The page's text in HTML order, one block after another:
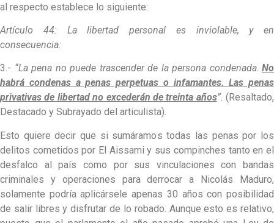
al respecto establece lo siguiente:
Artículo 44: La libertad personal es inviolable, y en
consecuencia:
3.- “La pena no puede trascender de la persona condenada. No
habrá condenas a penas perpetuas o infamantes. Las penas
privativas de libertad no excederán de treinta años”. (Resaltado,
Destacado y Subrayado del articulista).
Esto quiere decir que si sumáramos todas las penas por los
delitos cometidos por El Aissami y sus compinches tanto en el
desfalco al país como por sus vinculaciones con bandas
criminales y operaciones para derrocar a Nicolás Maduro,
solamente podría aplicársele apenas 30 años con posibilidad
de salir libres y disfrutar de lo robado. Aunque esto es relativo,